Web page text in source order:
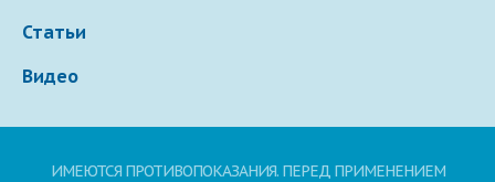
Статьи
Видео
ИМЕЮТСЯ ПРОТИВОПОКАЗАНИЯ. ПЕРЕД ПРИМЕНЕНИЕМ